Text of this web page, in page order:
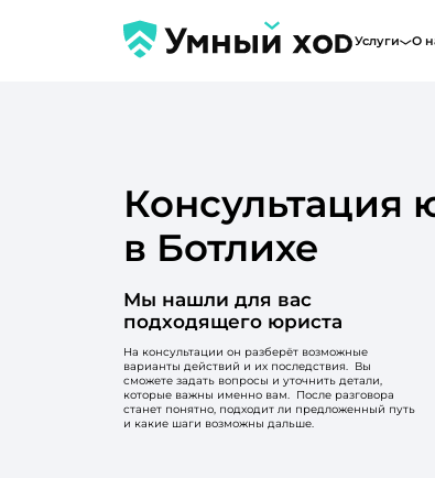
Услуги О
Консультация
в Ботлихе
Мы нашли для вас
подходящего юриста
На консультации он разберёт возможные
варианты действий и их последствия. Вы
сможете задать вопросы и уточнить детали,
которые важны именно вам. После разговора
станет понятно, подходит ли предложенный путь
и какие шаги возможны дальше.